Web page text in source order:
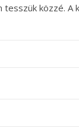
tesszük közzé. A